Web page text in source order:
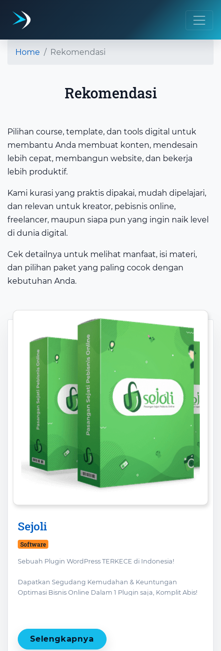
Home Rekomendasi
Rekomendasi
Pilihan course, template, dan tools digital untuk
membantu Anda membuat konten, mendesain
lebih cepat, membangun website, dan bekerja
lebih produktif.
Kami kurasi yang praktis dipakai, mudah dipelajari,
dan relevan untuk kreator, pebisnis online,
freelancer, maupun siapa pun yang ingin naik level
di dunia digital.
Cek detailnya untuk melihat manfaat, isi materi,
dan pilihan paket yang paling cocok dengan
kebutuhan Anda.
Sejoli
Software
Sebuah Plugin WordPress TERKECE di Indonesia!
Dapatkan Segudang Kemudahan & Keuntungan
Optimasi Bisnis Online Dalam 1 Plugin saja, Komplit Abis!
Selengkapnya